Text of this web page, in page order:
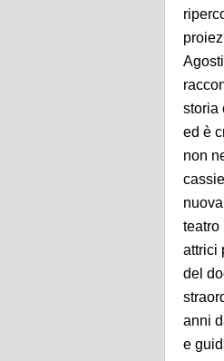
storia
ed è
non
teatro
attrici
del
anni
e